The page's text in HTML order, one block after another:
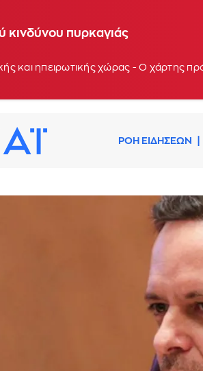
κινδύνου πυρκαγιάς
και ηπειρωτικής χώρας - Ο χάρτης
ΡΟΗ ΕΙΔΗΣΕΩΝ